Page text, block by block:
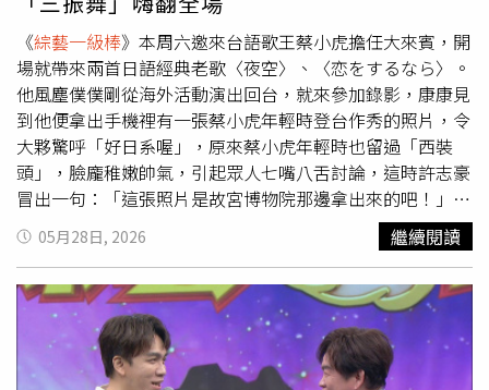
阿嬤重病住院、為了一天3萬的高額醫藥費，連凌晨3點45
分的深夜Pub場他也接。某天正唱著〈浪人情歌〉，台下一
位喝醉的大哥，竟突然對著他掏出真槍，「對著我問說會不
會怕，我快要嚇死，槍真的拿出來，那時候我不知道該怎麼
辦，那時候心裡想，不然就這樣算了」，當時樂隊全都嚇跑
了，剩他雙腿發抖在台上清唱，「現在唱歌會抖音，可能事
當時嚇出來的」。康康說諧星搞笑慣了，認真的時候常怕人
家不相信，他的嬌妻小他18歲，岳父只大康康8歲，擔心女
兒被騙的岳母，是因為親自在網路上搜尋資料，被康康的善
良打動，「她說看到我有認養一些孤兒，相信我心地很柔
兒出生的那一年，是出道20年愛唱歌的康康，第一次入圍金
曲獎台語男歌手，他說女兒很愛看他的表演，都會對他說
「爸爸是我的偶像」。
《綜藝一級棒》本周六邀來台語歌王蔡小虎擔任大來賓，開
場就帶來兩首日語經典老歌〈夜空〉、〈恋をするなら〉。
他風塵僕僕剛從海外活動演出回台，就來參加錄影，康康見
到他便拿出手機裡有一張蔡小虎年輕時登台作秀的照片，令
大夥驚呼「好日系喔」，原來蔡小虎年輕時也留過「西裝
頭」，臉龐稚嫩帥氣，引起眾人七嘴八舌討論，這時許志豪
冒出一句：「這張照片是故宮博物院那邊拿出來的吧！」每
集節目歌手總是絞盡腦汁要製造亮點，許志豪與陳孟賢合唱
經典歌〈梅蘭梅蘭我愛你〉，兩人一邊熱歌勁舞，展現極佳
默契，招牌手勢與擺臀動作，讓蔡小虎與康康都讚不絕口，
原來陳孟賢特別融入當紅棒球「三振舞」所精心設計的動
作，兩人跳起來很起勁，更是嗨翻全場氣氛。隨後，蔡小虎
與沈建豪合作挑戰熱血曲風〈太陽一樣〉。這是蔡小虎演藝
生涯中第一次公開演唱這首歌。康康聽完不禁讚嘆：「我以
05月28日, 2026 繼續閱讀